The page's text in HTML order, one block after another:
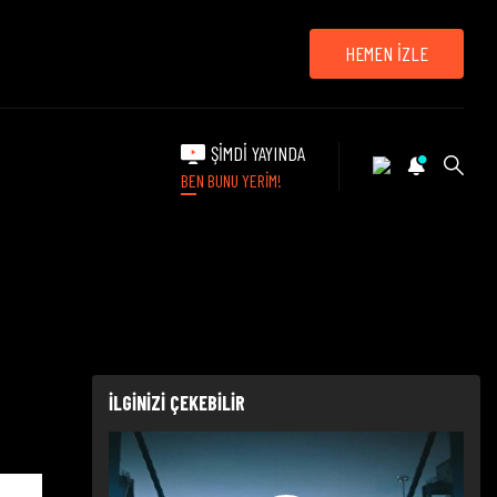
HEMEN İZLE
ŞİMDİ YAYINDA
BEN BUNU YERİM!
İLGİNİZİ ÇEKEBİLİR